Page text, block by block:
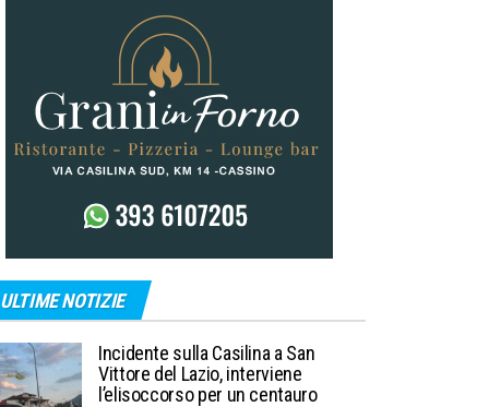
ULTIME NOTIZIE
Incidente sulla Casilina a San
Vittore del Lazio, interviene
l’elisoccorso per un centauro